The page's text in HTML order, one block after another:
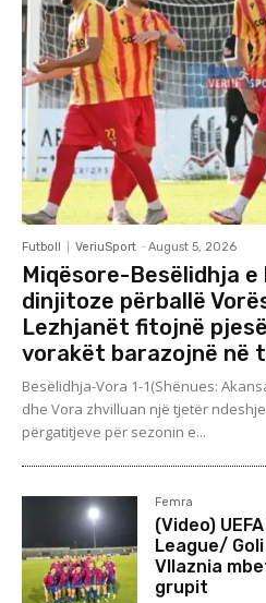
Futboll VeriuSport - August 5, 2026
Miqësore-Besëlidhja
dinjitoze përballë
Lezhjanët fitojnë
vorakët barazojnë në
Besëlidhja-Vora 1-1(Shënues:
dhe Vora zhvilluan një tjetër
përgatitjeve për sezonin e...
Femra
(Video)
League/
Vllaznia
grupit